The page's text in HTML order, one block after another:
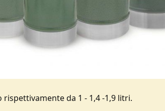
da 1 - 1,4 -1,9 litri.